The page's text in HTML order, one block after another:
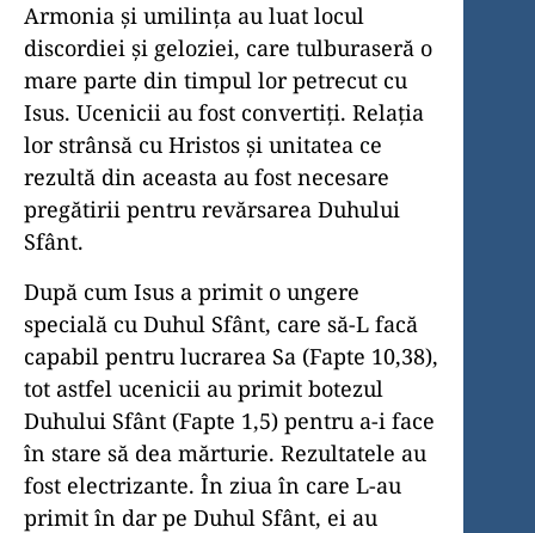
Armonia şi umilinţa au luat locul
discordiei şi geloziei, care tulburaseră o
mare parte din timpul lor petrecut cu
Isus. Ucenicii au fost convertiţi. Relaţia
lor strânsă cu Hristos şi unitatea ce
rezultă din aceasta au fost necesare
pregătirii pentru revărsarea Duhului
Sfânt.
După cum Isus a primit o ungere
specială cu Duhul Sfânt, care să-L facă
capabil pentru lucrarea Sa (Fapte 10,38),
tot astfel ucenicii au primit botezul
Duhului Sfânt (Fapte 1,5) pentru a-i face
în stare să dea mărturie. Rezultatele au
fost electrizante. În ziua în care L-au
primit în dar pe Duhul Sfânt, ei au